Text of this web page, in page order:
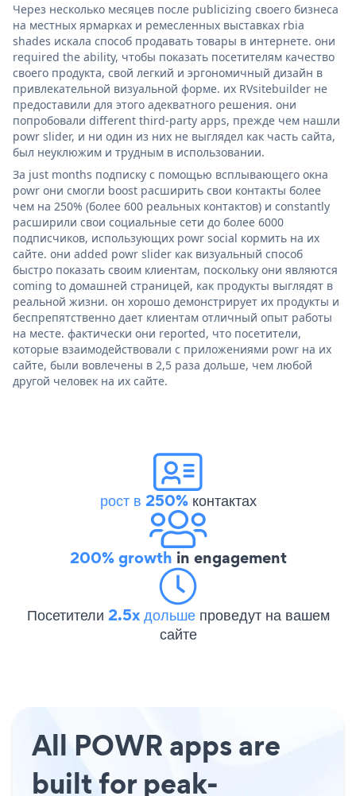
Через несколько месяцев после publicizing своего бизнеса
на местных ярмарках и ремесленных выставках rbia
shades искала способ продавать товары в интернете. они
required the ability, чтобы показать посетителям качество
своего продукта, свой легкий и эргономичный дизайн в
привлекательной визуальной форме. их RVsitebuilder не
предоставили для этого адекватного решения. они
попробовали different third-party apps, прежде чем нашли
powr slider, и ни один из них не выглядел как часть сайта,
был неуклюжим и трудным в использовании.
За just months подписку с помощью всплывающего окна
powr они смогли boost расширить свои контакты более
чем на 250% (более 600 реальных контактов) и constantly
расширили свои социальные сети до более 6000
подписчиков, использующих powr social кормить на их
сайте. они added powr slider как визуальный способ
быстро показать своим клиентам, поскольку они являются
coming to домашней страницей, как продукты выглядят в
реальной жизни. он хорошо демонстрирует их продукты и
беспрепятственно дает клиентам отличный опыт работы
на месте. фактически они reported, что посетители,
которые взаимодействовали с приложениями powr на их
сайте, были вовлечены в 2,5 раза дольше, чем любой
другой человек на их сайте.
рост в 250%контактах
200% growth in engagement
Посетители 2.5x дольше проведут на вашем
сайте
All POWR apps are
built for peak-